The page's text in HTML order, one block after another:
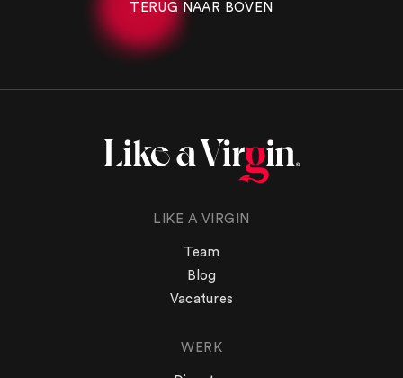
TERUG NAAR BOVEN
LIKE A VIRGIN
Team
Blog
Vacatures
WERK